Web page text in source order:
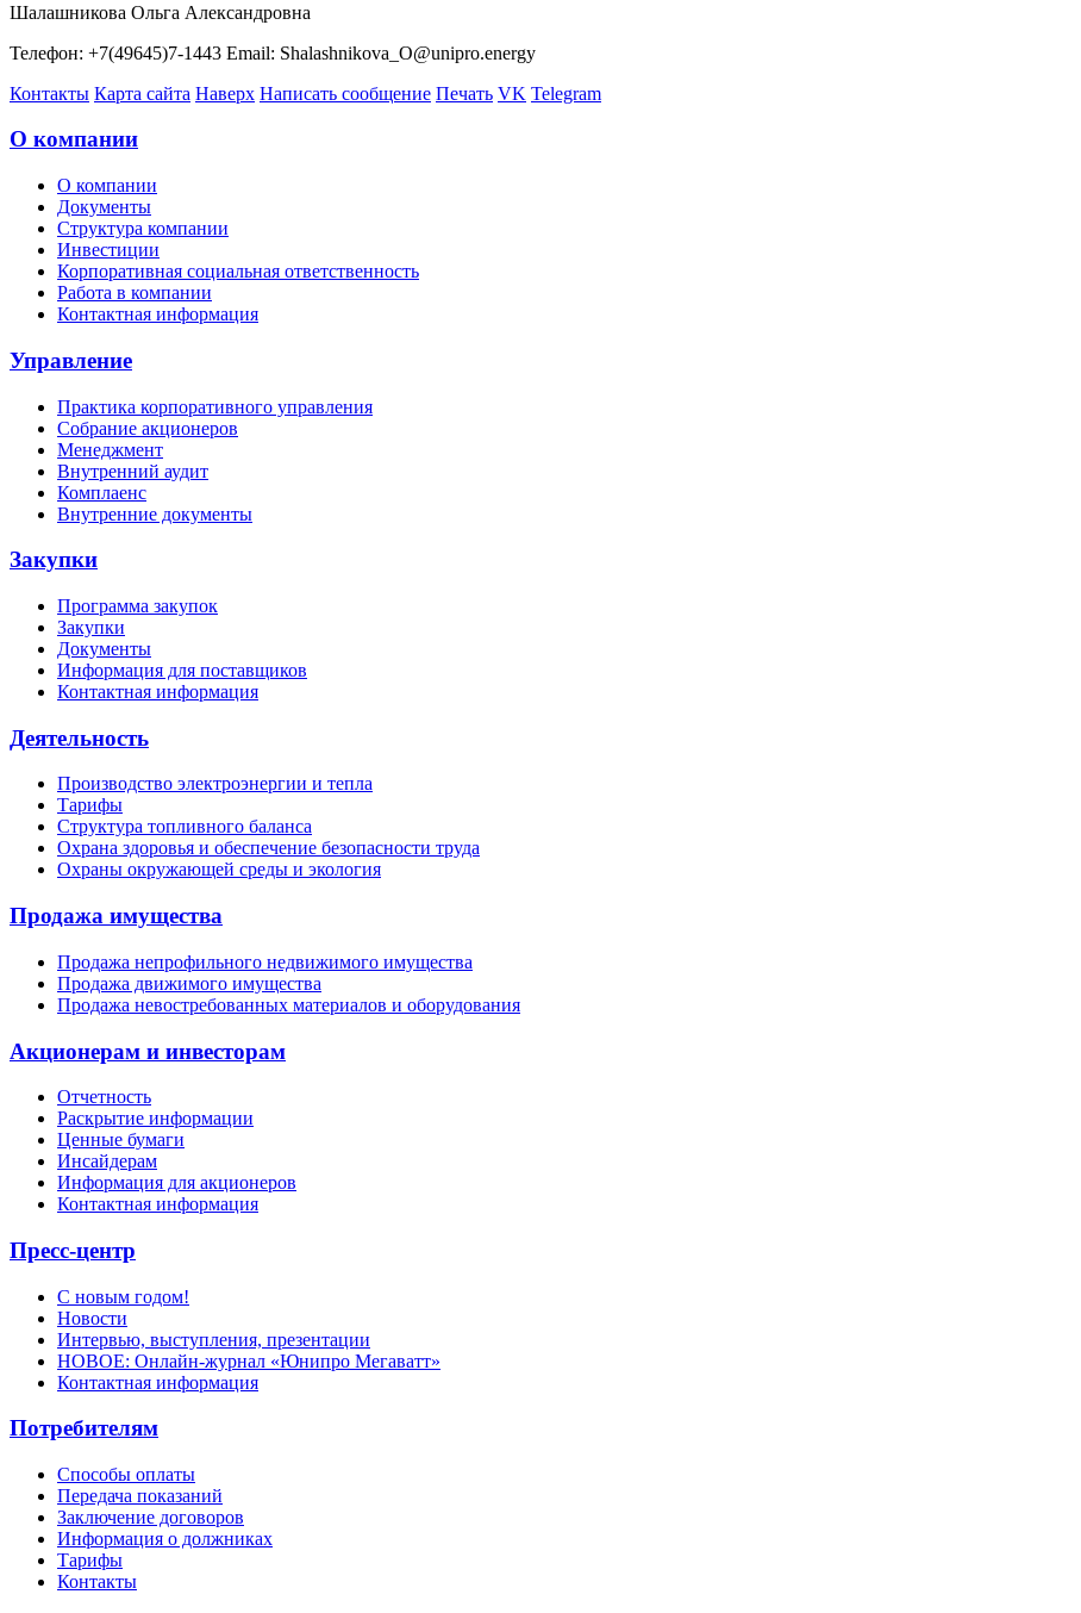
Шалашникова Ольга Александровна
Телефон: +7(49645)7-1443 Email: Shalashnikova_O@unipro.energy
Контакты Карта сайта Наверх Написать сообщение Печать VK Telegram
О компании
О компании
Документы
Структура компании
Инвестиции
Корпоративная социальная ответственность
Работа в компании
Контактная информация
Управление
Практика корпоративного управления
Собрание акционеров
Менеджмент
Внутренний аудит
Комплаенс
Внутренние документы
Закупки
Программа закупок
Закупки
Документы
Информация для поставщиков
Контактная информация
Деятельность
Производство электроэнергии и тепла
Тарифы
Структура топливного баланса
Охрана здоровья и обеспечение безопасности труда
Охраны окружающей среды и экология
Продажа имущества
Продажа непрофильного недвижимого имущества
Продажа движимого имущества
Продажа невостребованных материалов и оборудования
Акционерам и инвесторам
Отчетность
Раскрытие информации
Ценные бумаги
Инсайдерам
Информация для акционеров
Контактная информация
Пресс-центр
С новым годом!
Новости
Интервью, выступления, презентации
НОВОЕ: Онлайн-журнал «Юнипро Мегаватт»
Контактная информация
Потребителям
Способы оплаты
Передача показаний
Заключение договоров
Информация о должниках
Тарифы
Контакты